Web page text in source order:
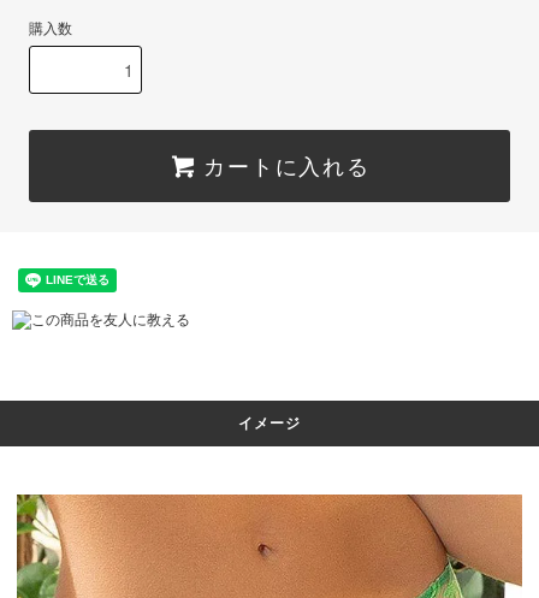
購入数
カートに入れる
この商品を友人に教える
イメージ